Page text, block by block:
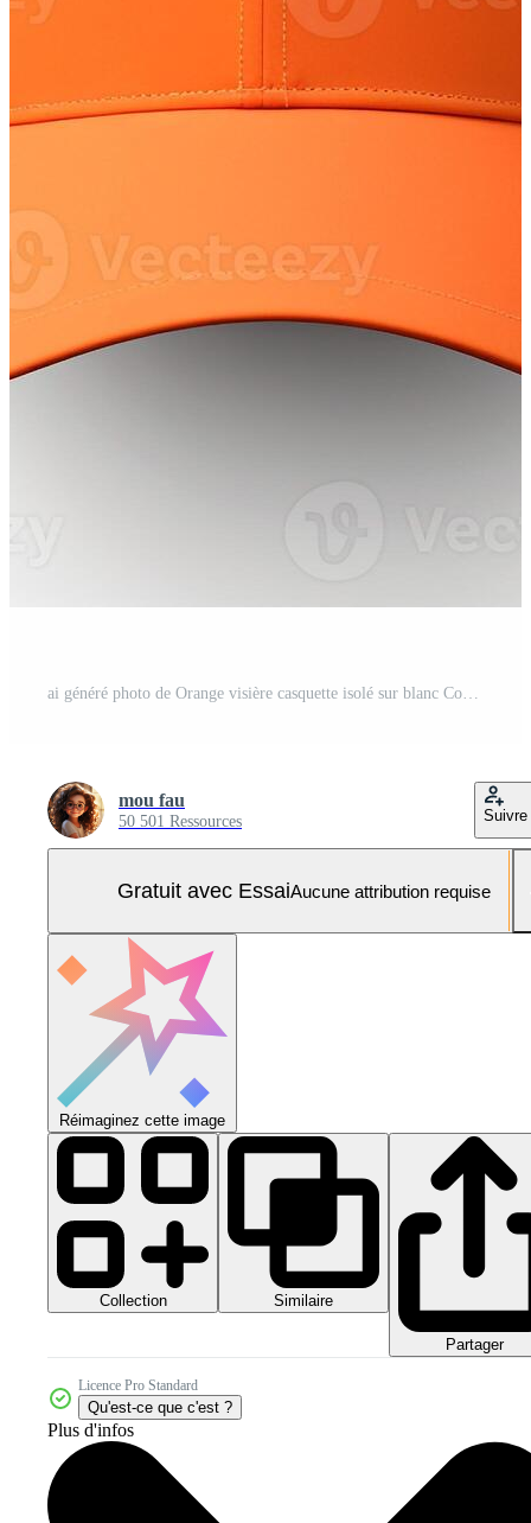
ai généré photo de Orange visière casquette isolé sur blanc Contexte. ai généré Photo Pro
mou fau
50 501 Ressources Suivre
Gratuit avec EssaiAucune attribution requise
Réimaginez cette image
Collection Similaire
Partager
Licence Pro Standard
Qu'est-ce que c'est ?
Plus d'infos